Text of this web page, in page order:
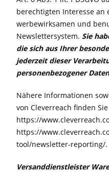
berechtigten Interesse an
werbewirksamen und
Newslettersystem. Sie
die sich aus Ihrer
jederzeit dieser
personenbezogener
Nähere Informationen
von Cleverreach finden
https://
https://
tool/newsletter-reporting/.
Versanddienstleister